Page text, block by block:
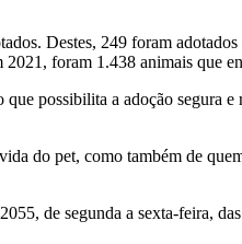
Destes, 249 foram
foram 1.438 animais que
possibilita a adoção segura
do pet, como também de
de segunda a sexta-feira,